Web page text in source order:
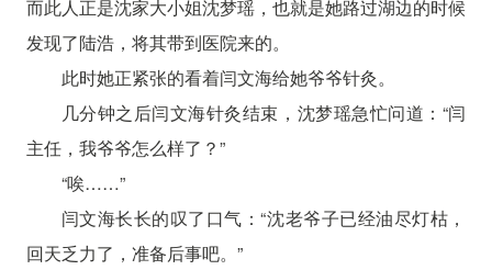
而此人正是沈家大小姐沈梦瑶，也就是她路过湖边的时候
发现了陆浩，将其带到医院来的。
此时她正紧张的看着闫文海给她爷爷针灸。
几分钟之后闫文海针灸结束，沈梦瑶急忙问道：“闫
主任，我爷爷怎么样了？”
“唉……”
闫文海长长的叹了口气：“沈老爷子已经油尽灯枯，
回天乏力了，准备后事吧。”